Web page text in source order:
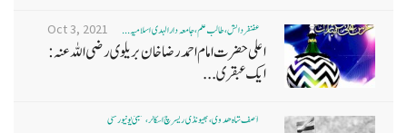
غضنفر دانش، طالب علم، جامعہ دارالہدی اسلامیہ ... Oct 3, 2021
اعلی حضرت امام احمد رضا خان بریلوی رضی اللہ عنہ:
ایک عبقری...
آصف شاہ ھدوی، بھیونڈی ریسرچ اسکالر، ممبئی یونیورسٹی